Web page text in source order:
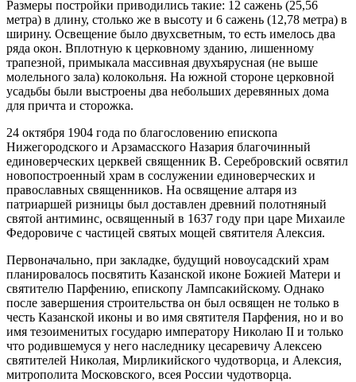
Размеры постройки приводились такие: 12 сажень (25,56
метра) в длину, столько же в высоту и 6 сажень (12,78 метра) в
ширину. Освещение было двухсветным, то есть имелось два
ряда окон. Вплотную к церковному зданию, лишенному
трапезной, примыкала массивная двухъярусная (не выше
молельного зала) колокольня. На южной стороне церковной
усадьбы были выстроены два небольших деревянных дома
для причта и сторожка.
24 октября 1904 года по благословению епископа
Нижегородского и Арзамасского Назария благочинный
единоверческих церквей священник В. Серебровский освятил
новопостроенный храм в сослужении единоверческих и
православных священников. На освящение алтаря из
патриаршей ризницы был доставлен древний полотняный
святой антиминс, освященный в 1637 году при царе Михаиле
Федоровиче с частицей святых мощей святителя Алексия.
Первоначально, при закладке, будущий новоусадский храм
планировалось посвятить Казанской иконе Божией Матери и
святителю Парфению, епископу Лампсакийскому. Однако
после завершения строительства он был освящен не только в
честь Казанской иконы и во имя святителя Парфения, но и во
имя тезоименитых государю императору Николаю II и только
что родившемуся у него наследнику цесаревичу Алексею
святителей Николая, Мирликийского чудотворца, и Алексия,
митрополита Московского, всея России чудотворца.